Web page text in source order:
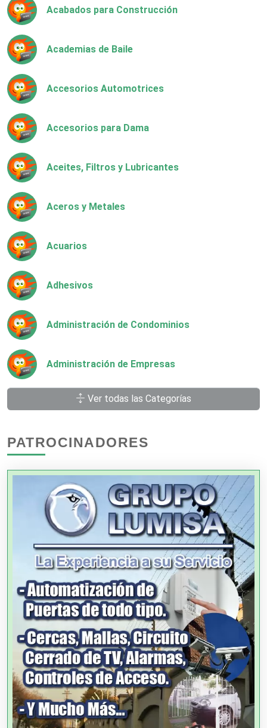
Acabados para Construcción
Academias de Baile
Accesorios Automotrices
Accesorios para Dama
Aceites, Filtros y Lubricantes
Aceros y Metales
Acuarios
Adhesivos
Administración de Condominios
Administración de Empresas
Agencias Aduanales
Agencias de Autos
Agencias de Cobranza
Agencias de Colocación
Agencias de Modelos
Agencias de Publicidad
Agencias de Viajes
Agricultores
Agricultura y Ganadería
Ver todas las Categorías
PATROCINADORES